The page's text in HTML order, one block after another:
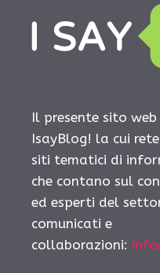
Il presente sito
IsayBlog! la cui
siti tematici di
che contano sul
ed esperti del
comunicati e
collaborazioni: